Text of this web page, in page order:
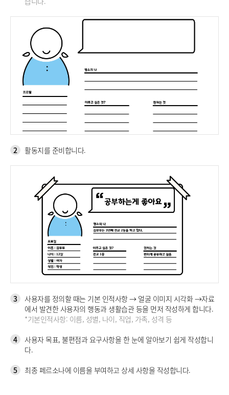
2 활동지를 준비합니다.
3
사용자를 정의할 때는 기본 인적사항 → 얼굴 이미지 시각화 →자료
에서 발견한 사용자의 행동과 생활습관 등을 먼저 작성하게 합니다.
*기본인적사항: 이름, 성별, 나이, 직업, 가족, 성격 등
4
사용자 목표, 불편점과 요구사항을 한 눈에 알아보기 쉽게 작성합니
다.
5
최종 페르소나에 이름을 부여하고 상세 사항을 작성합니다.